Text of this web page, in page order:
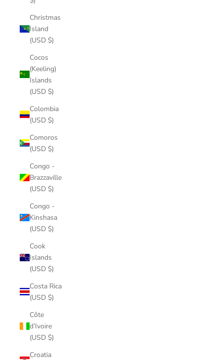
Christmas
Island
(USD $)
Cocos
(Keeling)
Islands
(USD $)
Colombia
(USD $)
Comoros
(USD $)
Congo -
Brazzaville
(USD $)
Congo -
Kinshasa
(USD $)
Cook
Islands
(USD $)
Costa Rica
(USD $)
Côte
d’Ivoire
(USD $)
Croatia